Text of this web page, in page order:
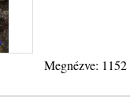
Megnézve: